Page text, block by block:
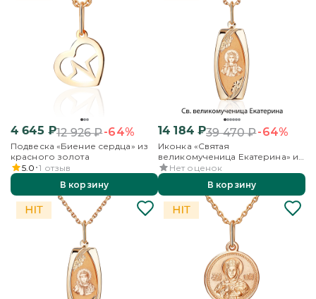
4 645 ₽12 926₽-64%
Подвеска «Биение сердца» из
красного золота
5.0 1 отзыв
В корзину
14 184₽39 470₽-64%
Иконка «Святая
великомученица Екатерина» из
красного золота
Нет оценок
В корзину